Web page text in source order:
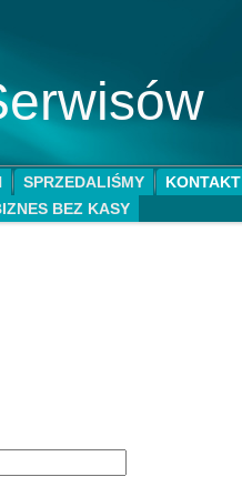
SPRZEDALIŚMY
KONTAKT
BEZ KASY